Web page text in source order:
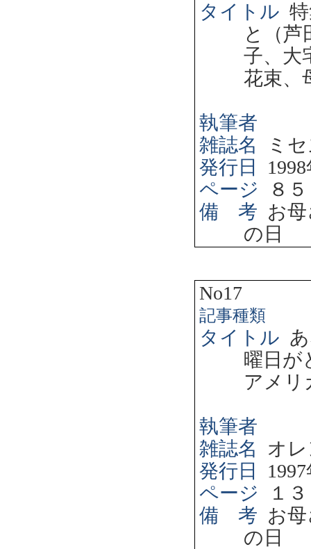
タイトル
と（芦
子、大
花束、
執筆者
雑誌名
ミ
発行日
1998
ページ
８
備 考 お
の日
No17
記事種類
タイトル
曜日
アメリ
執筆者
雑誌名
オ
発行日
1997
ページ
１
備 考 お
の日